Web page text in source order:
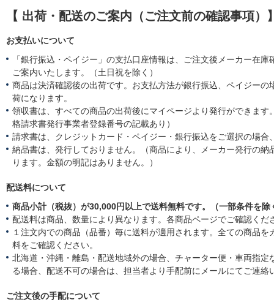
【 出荷・配送のご案内（ご注文前の確認事項）
お支払いについて
「銀行振込・ペイジー」の支払口座情報は、ご注文後メーカー在
ご案内いたします。（土日祝を除く）
商品は決済確認後の出荷です。お支払方法が銀行振込、ペイジーの
荷になります。
領収書は、すべての商品の出荷後にマイページより発行ができます
格請求書発行事業者登録番号の記載あり）
請求書は、クレジットカード・ペイジー・銀行振込をご選択の場合
納品書は、発行しておりません。（商品により、メーカー発行の納
ります。金額の明記はありません。）
配送料について
商品小計（税抜）が30,000円以上で送料無料です。（一部条件を除
配送料は商品、数量により異なります。各商品ページでご確認くだ
１注文内での商品（品番）毎に送料が適用されます。全ての商品を
料をご確認ください。
北海道・沖縄・離島・配送地域外の場合、チャーター便・車両指定
る場合、配送不可の場合は、担当者より手配前にメールにてご連絡
ご注文後の手配について